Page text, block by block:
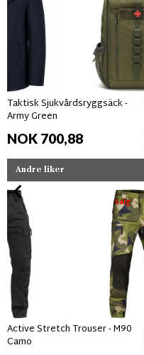
Taktisk Sjukvårdsryggsäck -
Army Green
NOK 700,88
Andre liker
Salg
Active Stretch Trouser - M90
Camo